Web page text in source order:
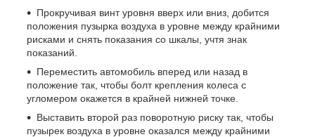
Прокручивая винт уровня вверх или вниз, добится
положения пузырка воздуха в уровне между крайними
рисками и снять показания со шкалы, учтя знак
показаний.
Переместить автомобиль вперед или назад в
положение так, чтобы болт крепления колеса с
угломером окажется в крайней нижней точке.
Выставить второй раз поворотную риску так, чтобы
пузырек воздуха в уровне оказался между крайними